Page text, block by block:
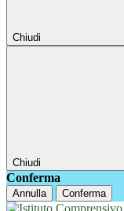
Chiudi
Chiudi
Conferma
Annulla Conferma